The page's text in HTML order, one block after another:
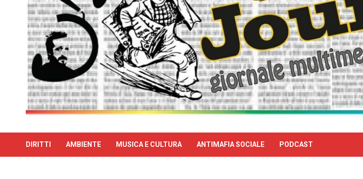
DIRITTI AMBIENTE MUSICA E CULTURA ANTIMAFIA SOCIALE PODCAST